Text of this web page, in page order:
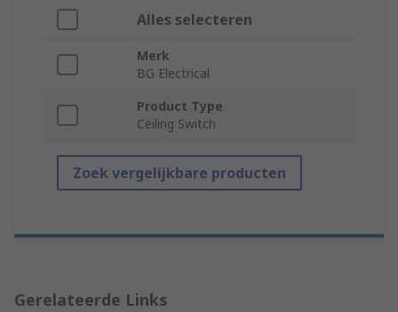
Alles selecteren
Merk
BG Electrical
Product Type
Ceiling Switch
Zoek vergelijkbare producten
Gerelateerde Links